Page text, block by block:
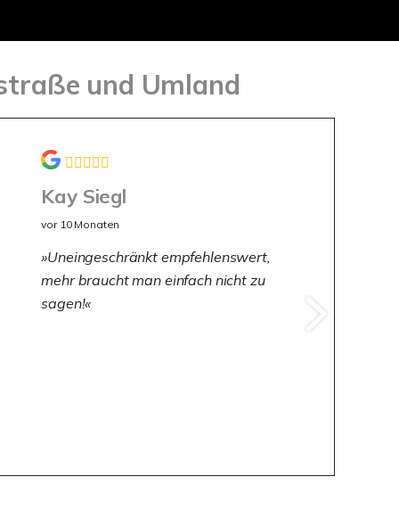
und Umland
Kay Siegl
vor 10 Monaten
Uneingeschränkt empfehlenswert,
mehr braucht man einfach nicht zu
sagen!